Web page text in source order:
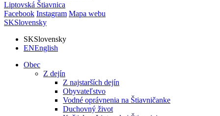
Liptovská Štiavnica
Facebook Instagram Mapa webu
SKSlovensky
SKSlovensky
ENEnglish
Obec
Z dejín
Z najstarších dejín
Obyvateľstvo
Vodné oprávnenia na Štiavničanke
Duchovný život